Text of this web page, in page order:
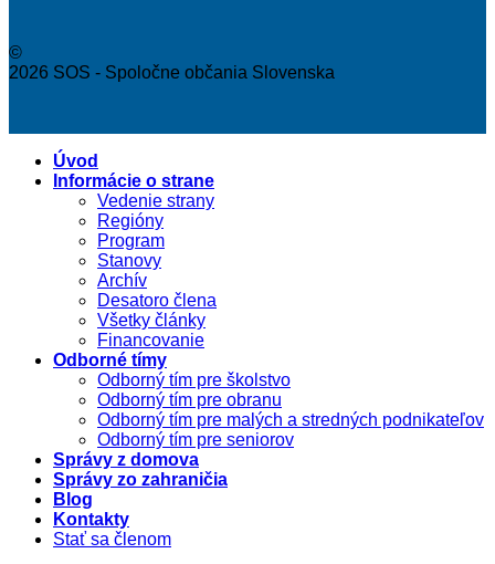
©
2026 SOS - Spoločne občania Slovenska
Úvod
Informácie o strane
Vedenie strany
Regióny
Program
Stanovy
Archív
Desatoro člena
Všetky články
Financovanie
Odborné tímy
Odborný tím pre školstvo
Odborný tím pre obranu
Odborný tím pre malých a stredných podnikateľov
Odborný tím pre seniorov
Správy z domova
Správy zo zahraničia
Blog
Kontakty
Stať sa členom